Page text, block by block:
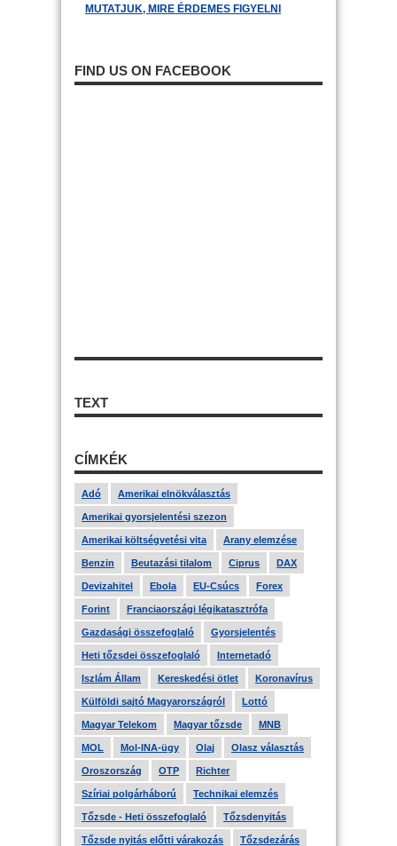
MUTATJUK, MIRE ÉRDEMES FIGYELNI
FIND US ON FACEBOOK
TEXT
CÍMKÉK
Adó Amerikai elnökválasztás
Amerikai gyorsjelentési szezon
Amerikai költségvetési vita Arany elemzése
Benzin Beutazási tilalom Ciprus DAX
Devizahitel Ebola EU-Csúcs Forex
Forint Franciaországi légikatasztrófa
Gazdasági összefoglaló Gyorsjelentés
Heti tőzsdei összefoglaló Internetadó
Iszlám Állam Kereskedési ötlet Koronavírus
Külföldi sajtó Magyarországról Lottó
Magyar Telekom Magyar tőzsde MNB
MOL Mol-INA-ügy Olaj Olasz választás
Oroszország OTP Richter
Szíriai polgárháború Technikai elemzés
Tőzsde - Heti összefoglaló Tőzsdenyitás
Tőzsde nyitás előtti várakozás Tőzsdezárás